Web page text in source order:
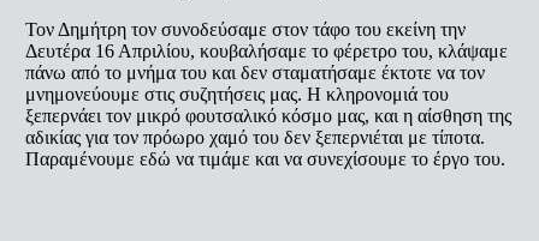
Τον Δημήτρη τον συνοδεύσαμε στον τάφο του εκείνη την
Δευτέρα 16 Απριλίου, κουβαλήσαμε το φέρετρο του, κλάψαμε
πάνω από το μνήμα του και δεν σταματήσαμε έκτοτε να τον
μνημονεύουμε στις συζητήσεις μας. Η κληρονομιά του
ξεπερνάει τον μικρό φουτσαλικό κόσμο μας, και η αίσθηση της
αδικίας για τον πρόωρο χαμό του δεν ξεπερνιέται με τίποτα.
Παραμένουμε εδώ να τιμάμε και να συνεχίσουμε το έργο του.